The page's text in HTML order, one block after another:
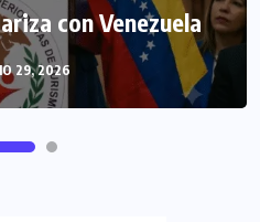
con Venezuela
29, 2026